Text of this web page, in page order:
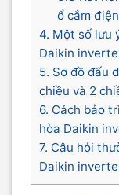
ổ cắm điện
4. Một số lưu
Daikin
5. Sơ đồ đấu
chiều và 2
6. Cách bảo
hòa Daikin
7. Câu hỏi
Daikin